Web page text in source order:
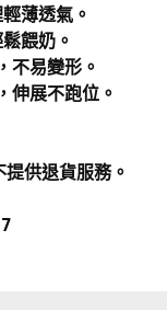
薄透氣。
餵奶。
不易變形。
伸展不跑位。
供退貨服務。